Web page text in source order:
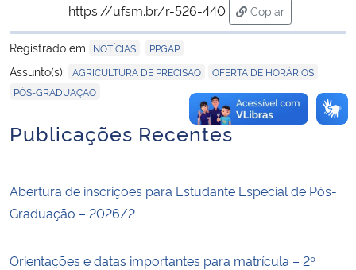
https://ufsm.br/r-526-440
Copiar
para área de
Registrado em
NOTÍCIAS PPGAP
Assunto(s): AGRICULTURA DE PRECISÃO OFERTA DE HORÁRIOS
PÓS-GRADUAÇÃO
Publicações Recentes
Abertura de inscrições para Estudante Especial de Pós-
Graduação – 2026/2
Orientações e datas importantes para matrícula – 2º